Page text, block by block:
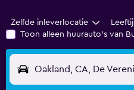
Zelfde inleverlocatie
Toon alleen huurauto's van